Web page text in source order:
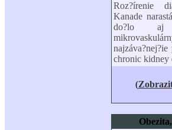
Roz?írenie
Kanade
do?lo aj
chronic kidney
(